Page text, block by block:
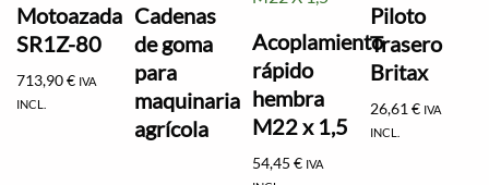
Motoazada
SR1Z-80
713,90€ IVA
INCL.
Cadenas
de goma
para
maquinaria
agrícola
Acoplamiento
rápido
hembra
M22 x 1,5
54,45€ IVA
Piloto
Trasero
Britax
26,61€ IVA
INCL.